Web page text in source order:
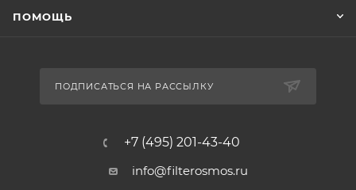
ПОМОЩЬ
ПОДПИСАТЬСЯ НА РАССЫЛКУ
+7 (495) 201-43-40
info@filterosmos.ru